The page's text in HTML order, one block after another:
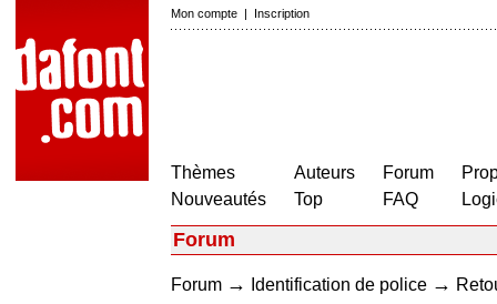
Mon compte | Inscription
Thèmes
Nouveautés
Auteurs
Top
Forum
FAQ
Forum
Forum → Identification de police →